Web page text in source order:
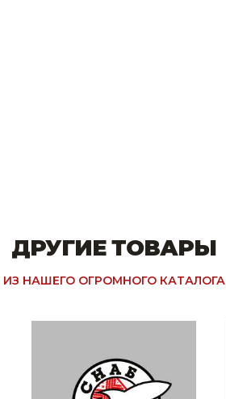
ДРУГИЕ ТОВАРЫ
ИЗ НАШЕГО ОГРОМНОГО КАТАЛОГА